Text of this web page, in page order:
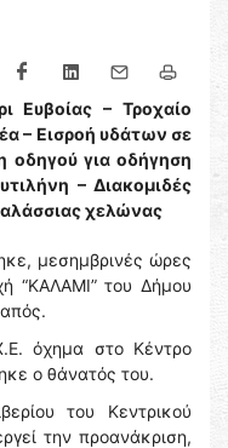
Ευβοίας – Τροχαίο
– Εισροή υδάτων σε
για οδήγηση
– Διακομιδές
χελώνας
μεσημβρινές ώρες
“ΚΑΛΑΜΙ” του Δήμου
όχημα στο Κέντρο
ο θάνατός του.
του Κεντρικού
την προανάκριση,